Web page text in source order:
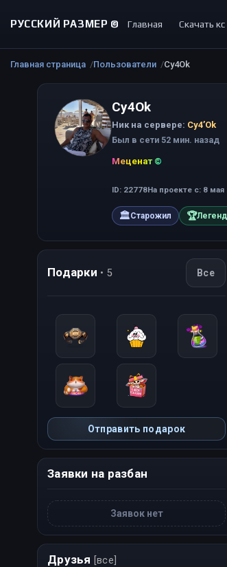
РУССКИЙ РАЗМЕР © Главная Скачать кс
Главная страница Пользователи Cy4Ok
Cy4Ok
Ник на сервере: Cy4’Ok
Был в сети 52 мин. назад
Меценат ©
ID: 22778На проекте с: 8 мая
🏛Старожил 🏆
Подарки • 5 Все
Отправить подарок
Заявки на разбан
Заявок нет
Друзья [все]